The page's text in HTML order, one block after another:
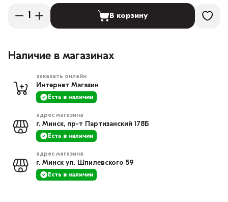
В корзину
Наличие в магазинах
заказать онлайн
Интернет Магазин
Есть в наличии
адрес магазина
г. Минск, пр-т Партизанский 178Б
Есть в наличии
адрес магазина
г. Минск ул. Шпилевского 59
Есть в наличии